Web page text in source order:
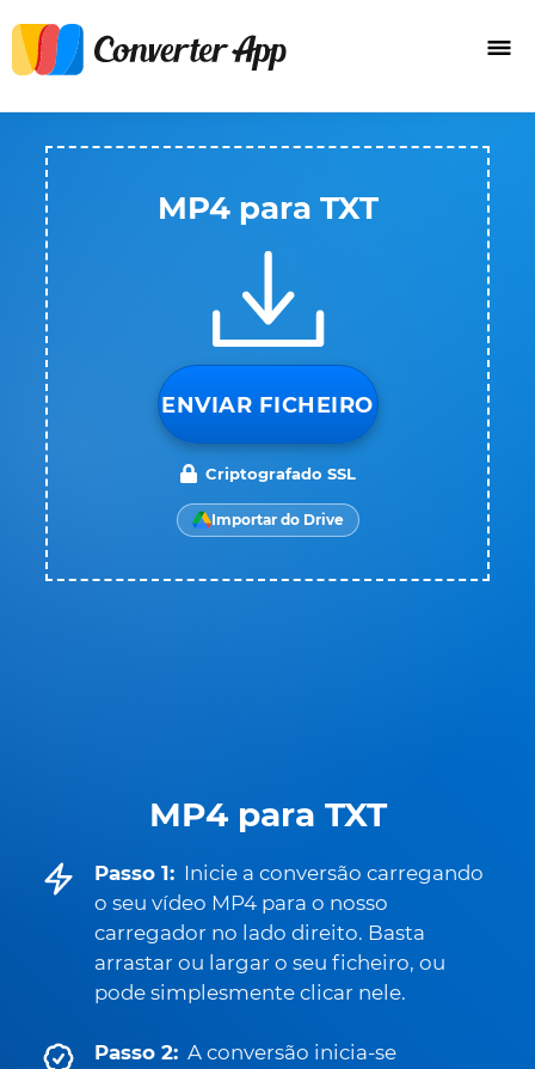
MP4 para TXT
Passo 1: Inicie a conversão carregando
o seu vídeo MP4 para o nosso
carregador no lado direito. Basta
arrastar ou largar o seu ficheiro, ou
pode simplesmente clicar nele.
Passo 2: A conversão inicia-se
MP4 para TXT
ENVIAR FICHEIRO
Criptografado SSL
Importar do Drive